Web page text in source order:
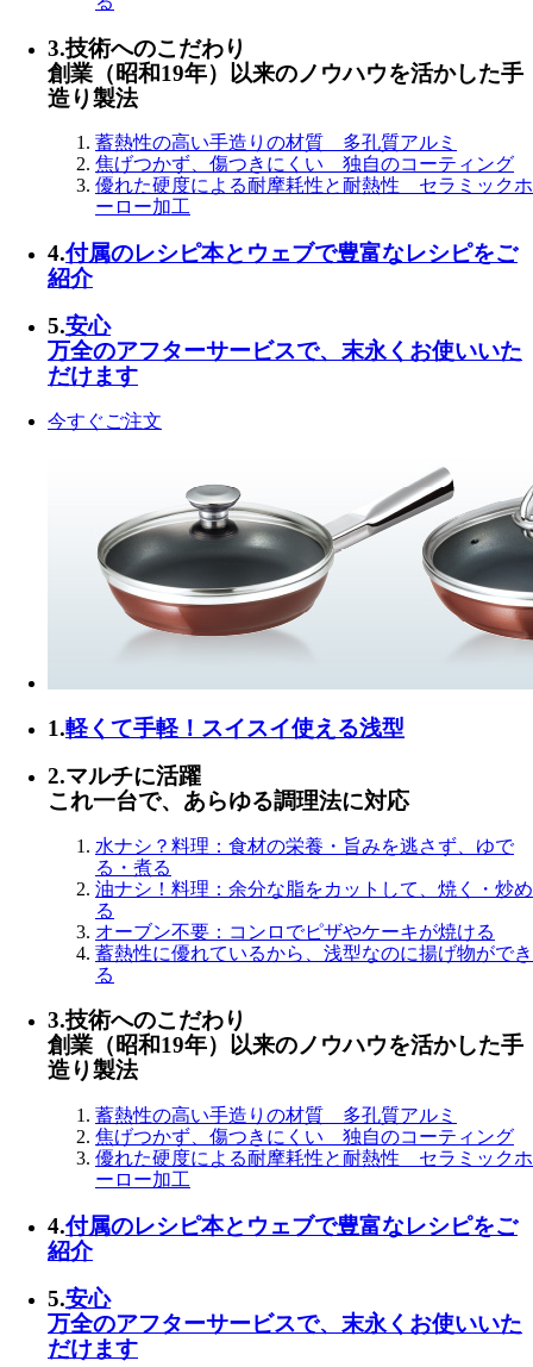
3.技術へのこだわり
創業（昭和19年）以来のノウハウを活かした手
造り製法
蓄熱性の高い手造りの材質 多孔質アルミ
焦げつかず、傷つきにくい 独自のコーティング
優れた硬度による耐摩耗性と耐熱性 セラミックホ
ーロー加工
4.付属のレシピ本とウェブで豊富なレシピをご
紹介
5.安心
万全のアフターサービスで、末永くお使いいた
だけます
今すぐご注文
1.軽くて手軽！スイスイ使える浅型
2.マルチに活躍
これ一台で、あらゆる調理法に対応
水ナシ？料理 ：食材の栄養・旨みを逃さず、 ゆで
る ・ 煮る
油ナシ！料理 ：余分な脂をカットして、 焼く ・ 炒め
る
オーブン不要 ：コンロでピザやケーキが焼ける
蓄熱性に優れているから、浅型なのに揚げ物ができ
る
3.技術へのこだわり
創業（昭和19年）以来のノウハウを活かした手
造り製法
蓄熱性の高い手造りの材質 多孔質アルミ
焦げつかず、傷つきにくい 独自のコーティング
優れた硬度による耐摩耗性と耐熱性 セラミックホ
ーロー加工
4.付属のレシピ本とウェブで豊富なレシピをご
紹介
5.安心
万全のアフターサービスで、末永くお使いいた
だけます